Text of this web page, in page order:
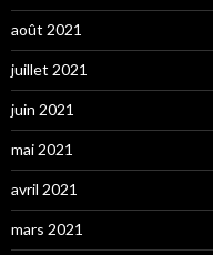
août 2021
juillet 2021
juin 2021
mai 2021
avril 2021
mars 2021